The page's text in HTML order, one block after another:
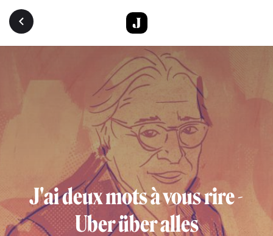
Aller au contenu principal
J'ai deux mots à vous rire -
Uber über alles